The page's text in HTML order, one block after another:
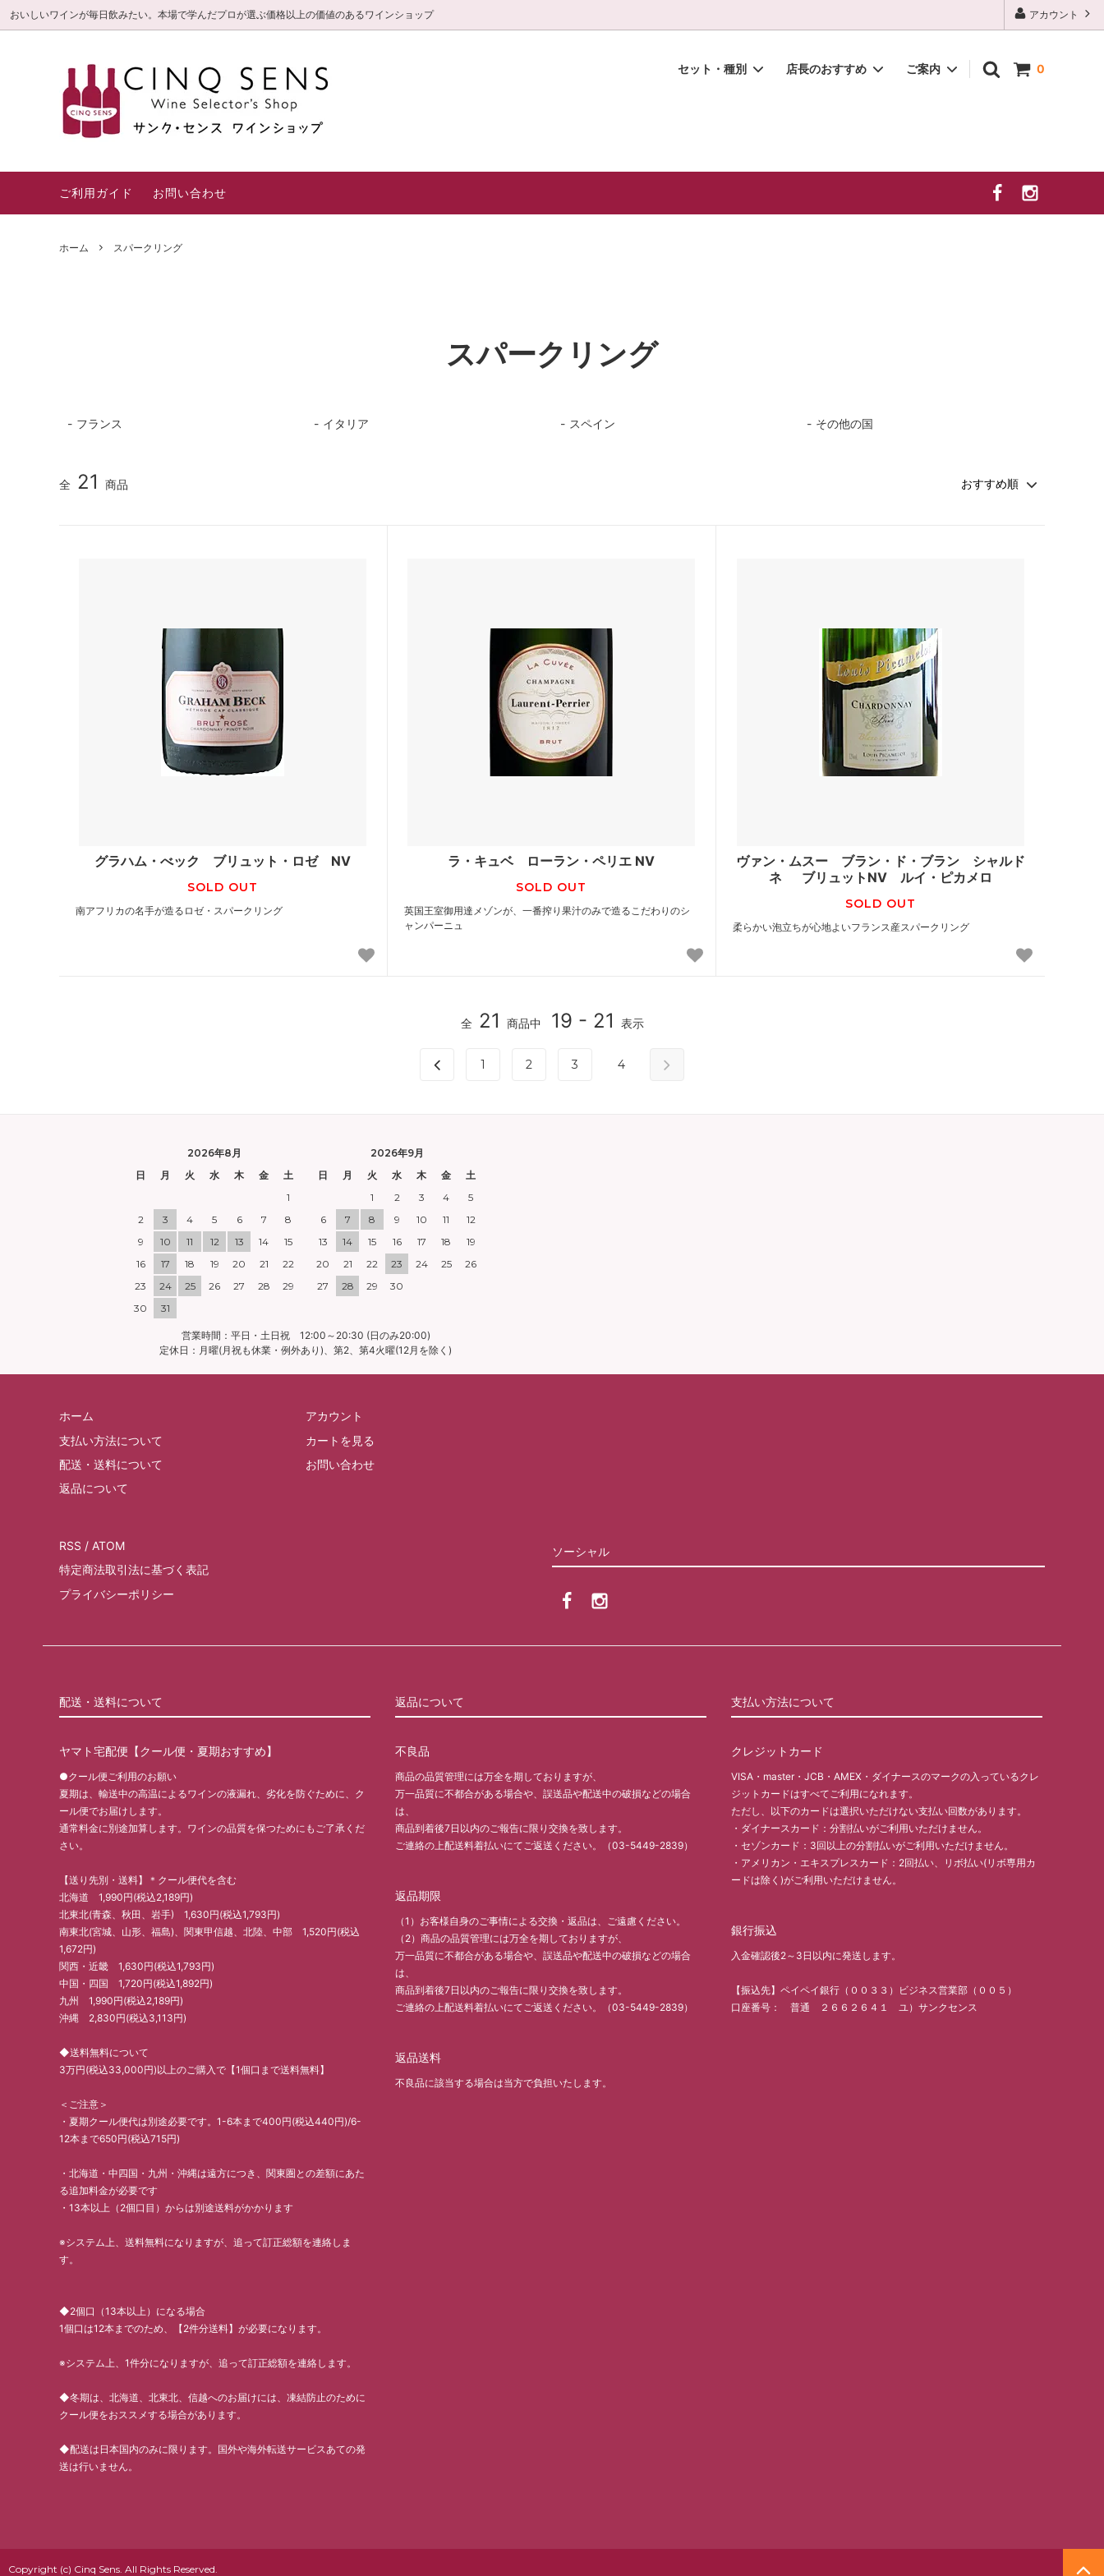
アカウント
おいしいワインが毎日飲みたい。本場で学んだプロが選ぶ価格以上の価値のあるワインショップ
0
セット・種別
サンク・センス限定直輸入ワイン
ギフト箱・紙袋
店長のおすすめ
毎日飲みたいお値打ち
ご案内
信頼の3つのこだわり
ご利用ガイド お問い合わせ
ホーム スパークリング
スパークリング
フランス イタリア スペイン その他の国
全 21 商品
グラハム・べック ブリュット・ロゼ NV
SOLD OUT
南アフリカの名手が造るロゼ・スパークリング
ラ・キュベ ローラン・ペリエ NV
SOLD OUT
英国王室御用達メゾンが、一番搾り果汁のみで造るこだわりのシ
ャンパーニュ
ヴァン・ムスー ブラン・ド・ブラン シャルド
ネ ブリュットNV ルイ・ピカメロ
SOLD OUT
柔らかい泡立ちが心地よいフランス産スパークリング
全 21 商品中 19 - 21 表示
1 2 3 4
2026年8月
日
月 火 水 木 金
土
1
2
3 4 5 6 7
8
9
10 11 12 13 14
15
16
17 18 19 20 21
22
23
24 25 26 27 28
29
30
31
2026年9月
日
月 火 水 木 金
土
1
2 3 4
5
6
7 8 9 10 11
12
13
14 15 16 17 18
19
20
21 22 23 24 25
26
27
28 29 30
営業時間：平日・土日祝 12:00～20:30 (日のみ20:00)
定休日：月曜(月祝も休業・例外あり)、第2、第4火曜(12月を除く)
ホーム
支払い方法について
配送・送料について
返品について
アカウント
カートを見る
お問い合わせ
ソーシャル
RSS / ATOM
特定商法取引法に基づく表記
プライバシーポリシー
配送・送料について
ヤマト宅配便【クール便・夏期おすすめ】
●クール便ご利用のお願い
夏期は、輸送中の高温によるワインの液漏れ、劣化を防ぐために、ク
ール便でお届けします。
通常料金に別途加算します。ワインの品質を保つためにもご了承くだ
さい。
【送り先別・送料】＊クール便代を含む
北海道 1,990円(税込2,189円)
北東北(青森、秋田、岩手) 1,630円(税込1,793円)
南東北(宮城、山形、福島)、関東甲信越、北陸、中部 1,520円(税込
1,672円)
関西・近畿 1,630円(税込1,793円)
中国・四国 1,720円(税込1,892円)
九州 1,990円(税込2,189円)
沖縄 2,830円(税込3,113円)
◆送料無料について
3万円(税込33,000円)以上のご購入で【1個口まで送料無料】
＜ご注意＞
・夏期クール便代は別途必要です。1-6本まで400円(税込440円)/6-
12本まで650円(税込715円)
・北海道・中四国・九州・沖縄は遠方につき、関東圏との差額にあた
る追加料金が必要です
・13本以上（2個口目）からは別途送料がかかります
※システム上、送料無料になりますが、追って訂正総額を連絡しま
す。
◆2個口（13本以上）になる場合
1個口は12本までのため、【2件分送料】が必要になります。
※システム上、1件分になりますが、追って訂正総額を連絡します。
◆冬期は、北海道、北東北、信越へのお届けには、凍結防止のために
クール便をおススメする場合があります。
◆配送は日本国内のみに限ります。国外や海外転送サービスあての発
送は行いません。
返品について
不良品
商品の品質管理には万全を期しておりますが、
万一品質に不都合がある場合や、誤送品や配送中の破損などの場合
は、
商品到着後7日以内のご報告に限り交換を致します。
ご連絡の上配送料着払いにてご返送ください。（03-5449-2839）
返品期限
（1）お客様自身のご事情による交換・返品は、ご遠慮ください。
（2）商品の品質管理には万全を期しておりますが、
万一品質に不都合がある場合や、誤送品や配送中の破損などの場合
は、
商品到着後7日以内のご報告に限り交換を致します。
ご連絡の上配送料着払いにてご返送ください。（03-5449-2839）
返品送料
不良品に該当する場合は当方で負担いたします。
支払い方法について
クレジットカード
VISA・master・JCB・AMEX・ダイナースのマークの入っているクレ
ジットカードはすべてご利用になれます。
ただし、以下のカードは選択いただけない支払い回数があります。
・ダイナースカード：分割払いがご利用いただけません。
・セゾンカード：3回以上の分割払いがご利用いただけません。
・アメリカン・エキスプレスカード：2回払い、リボ払い(リボ専用カ
ードは除く)がご利用いただけません。
銀行振込
入金確認後2～3日以内に発送します。
【振込先】ペイペイ銀行（００３３）ビジネス営業部（００５）
口座番号： 普通 ２６６２６４１ ユ）サンクセンス
Copyright (c) Cinq Sens. All Rights Reserved.